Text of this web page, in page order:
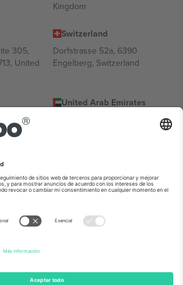
Kingdom
305,
United
Switzerland
Dorfstrasse 52a, 6390
Engelberg, Switzerland
bul
United Arab Emirates
UAE Dubai Silicon Oasis, DDP
Building A1, Office 302, Dubai,
de la plataforma puede variar en
página específica del evento, el pie de